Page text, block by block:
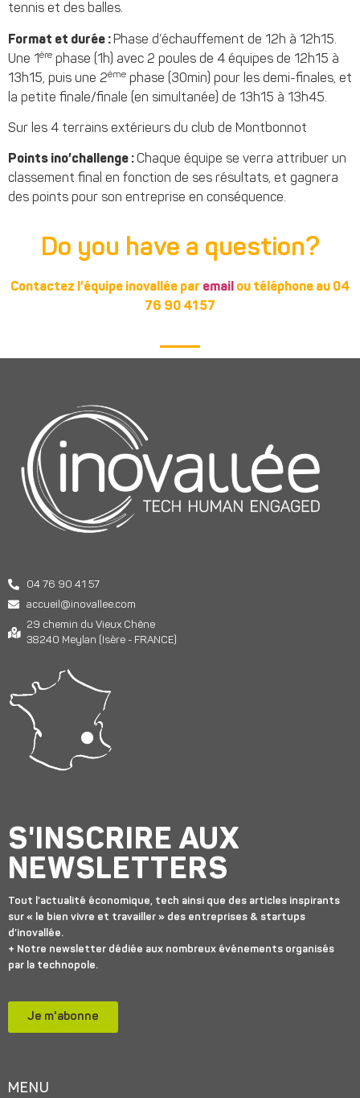
tennis et des balles.
Format et durée : Phase d’échauffement de 12h à 12h15.
Une 1 ère phase (1h) avec 2 poules de 4 équipes de 12h15 à
13h15, puis une 2ème phase (30min) pour les demi-finales, et
la petite finale/finale (en simultanée) de 13h15 à 13h45.
Sur les 4 terrains extérieurs du club de Montbonnot
Points ino’challenge :Chaque équipe se verra attribuer un
classement final en fonction de ses résultats, et gagnera
des points pour son entreprise en conséquence.
Do you have a question?
Contactez l’équipe inovallée par email ou téléphone au 04
76 90 41 57
04 76 90 41 57
accueil@inovallee.com
29 chemin du Vieux Chêne
38240 Meylan (Isère - FRANCE)
S'INSCRIRE AUX
NEWSLETTERS
Tout l’actualité économique, tech ainsi que des articles inspirants
sur « le bien vivre et travailler » des entreprises & startups
d’inovallée.
+ Notre newsletter dédiée aux nombreux événements organisés
par la technopole.
Je m'abonne
MENU